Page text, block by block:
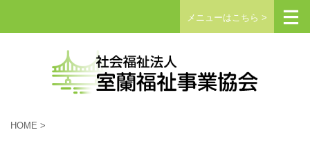
メニューはこちら >
HOME >